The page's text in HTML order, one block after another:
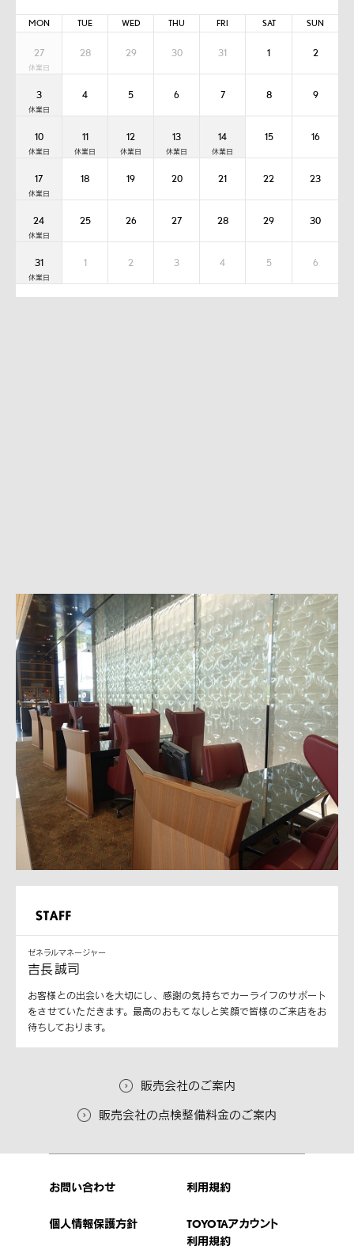
MON TUE WED THU FRI SAT SUN
27 28 29 30 31 1 2
3 4 5 6 7 8 9
10 11 12 13 14 15 16
17 18 19 20 21 22 23
24 25 26 27 28 29 30
31 1 2 3 4 5 6
ゼネラルマネージャー
吉長 誠司
お客様との出会いを大切にし、感謝の気持ちでカーライフのサポート
をさせていただきます。最高のおもてなしと笑顔で皆様のご来店をお
待ちしております。
販売会社のご案内
販売会社の点検整備料金のご案内
お問い合わせ 利用規約
個人情報保護方針
TOYOTAアカウント
利用規約